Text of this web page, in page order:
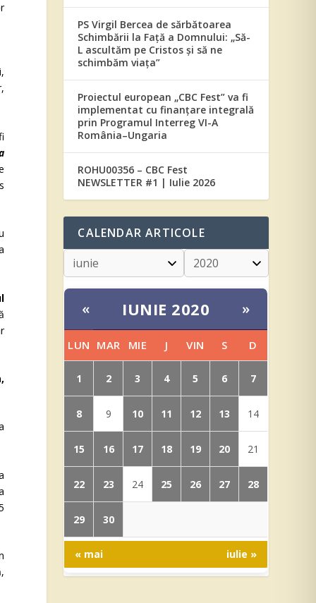
PS Virgil Bercea de sărbătoarea
Schimbării la Față a Domnului: „Să-
L ascultăm pe Cristos și să ne
schimbăm viața”
Proiectul european „CBC Fest” va fi
implementat cu finanțare integrală
prin Programul Interreg VI-A
România–Ungaria
ROHU00356 – CBC Fest
NEWSLETTER #1 | Iulie 2026
CALENDAR ARTICOLE
« IUNIE 2020 »
LUN MAR MIE J VIN S D
1 2 3 4 5 6 7
8 9 10 11 12 13 14
15 16 17 18 19 20 21
22 23 24 25 26 27 28
29 30
« mai iulie »